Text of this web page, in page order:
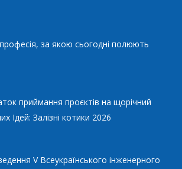
за якою сьогодні полюють
приймання проєктів на щорічний
Ідей: Залізні котики 2026
V Всеукраїнського інженерного